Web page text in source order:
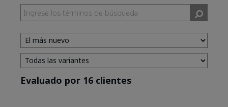
Evaluado por 16 clientes